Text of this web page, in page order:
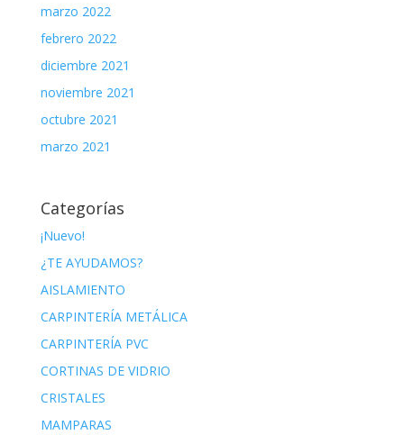
marzo 2022
febrero 2022
diciembre 2021
noviembre 2021
octubre 2021
marzo 2021
Categorías
¡Nuevo!
¿TE AYUDAMOS?
AISLAMIENTO
CARPINTERÍA METÁLICA
CARPINTERÍA PVC
CORTINAS DE VIDRIO
CRISTALES
MAMPARAS